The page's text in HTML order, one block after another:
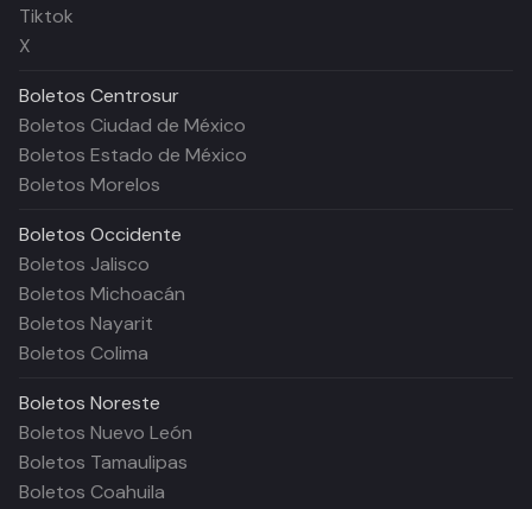
Tiktok
X
Boletos Centrosur
Boletos Ciudad de México
Boletos Estado de México
Boletos Morelos
Boletos Occidente
Boletos Jalisco
Boletos Michoacán
Boletos Nayarit
Boletos Colima
Boletos Noreste
Boletos Nuevo León
Boletos Tamaulipas
Boletos Coahuila